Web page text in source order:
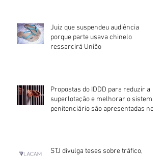
Juiz que suspendeu audiência
porque parte usava chinelo
ressarcirá União
Propostas do IDDD para reduzir a
superlotação e melhorar o sistema
penitenciário são apresentadas no
STJ divulga teses sobre tráfico,